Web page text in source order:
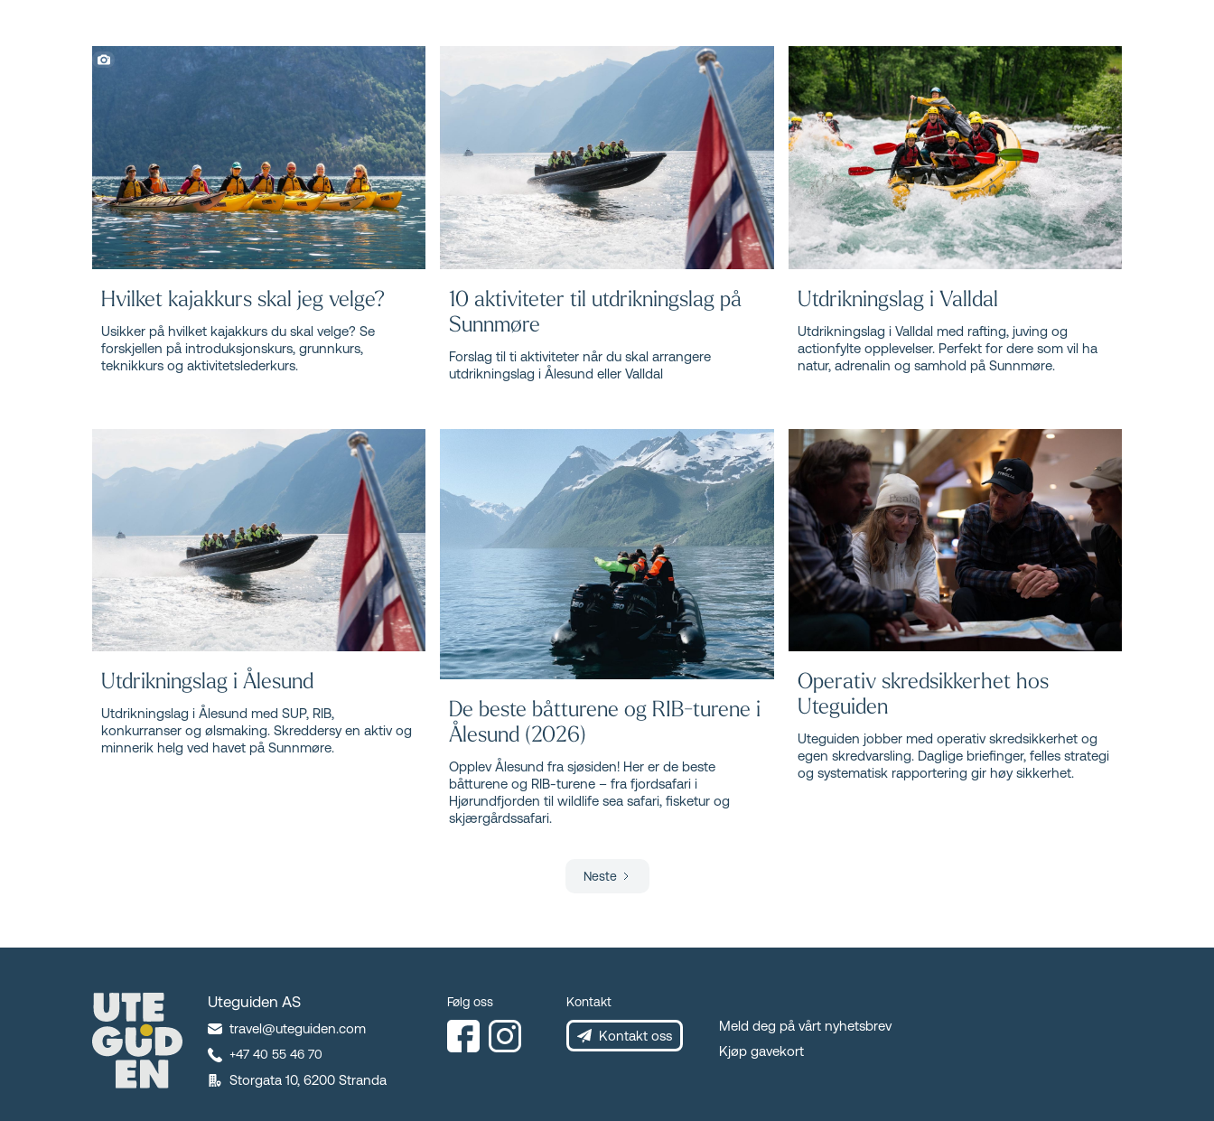
Hvilket kajakkurs skal jeg velge?
Usikker på hvilket kajakkurs du skal velge? Se
forskjellen på introduksjonskurs, grunnkurs,
teknikkurs og aktivitetslederkurs.
10 aktiviteter til utdrikningslag på
Sunnmøre
Forslag til ti aktiviteter når du skal arrangere
utdrikningslag i Ålesund eller Valldal
Utdrikningslag i Valldal
Utdrikningslag i Valldal med rafting, juving og
actionfylte opplevelser. Perfekt for dere som vil ha
natur, adrenalin og samhold på Sunnmøre.
Utdrikningslag i Ålesund
Utdrikningslag i Ålesund med SUP, RIB,
konkurranser og ølsmaking. Skreddersy en aktiv og
minnerik helg ved havet på Sunnmøre.
De beste båtturene og RIB-turene i
Ålesund (2026)
Opplev Ålesund fra sjøsiden! Her er de beste
båtturene og RIB-turene – fra fjordsafari i
Hjørundfjorden til wildlife sea safari, fisketur og
skjærgårdssafari.
Operativ skredsikkerhet hos
Uteguiden
Uteguiden jobber med operativ skredsikkerhet og
egen skredvarsling. Daglige briefinger, felles strategi
og systematisk rapportering gir høy sikkerhet.
Neste
Uteguiden AS
travel@uteguiden.com
+47 40 55 46 70
Storgata 10, 6200 Stranda
Følg oss Kontakt
Kontakt oss
Meld deg på vårt nyhetsbrev
Kjøp gavekort